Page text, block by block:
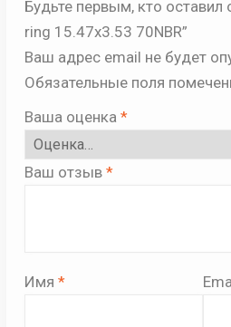
Будьте первым, кто оставил
ring 15.47х3.53 70NBR”
Ваш адрес email не будет
Обязательные поля
Ваша оценка *
Ваш отзыв *
Имя *